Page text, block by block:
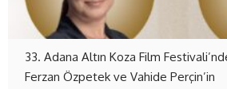
33. Adana Altın Koza Film
Ferzan Özpetek ve Vahide Perçin’in